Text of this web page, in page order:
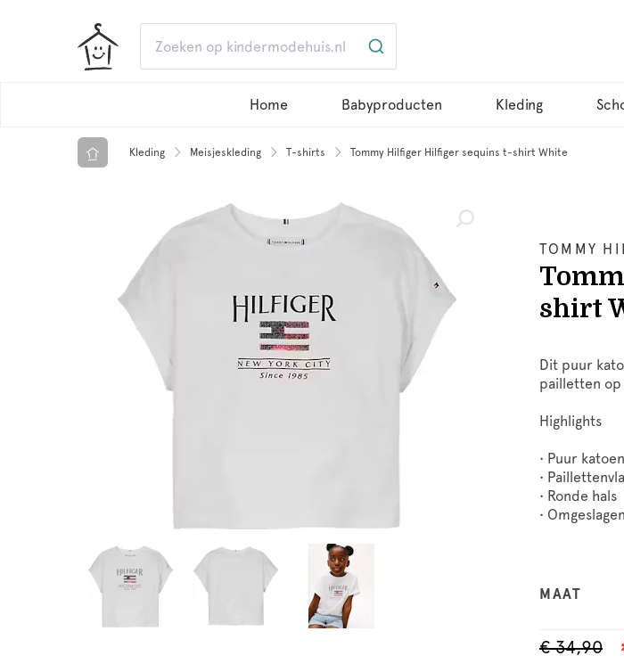
Home Babyproducten Kleding
Kleding Meisjeskleding T-shirts Tommy Hilfiger Hilfiger sequins t-shirt White
TOMMY
shirt
Dit puur
pailletten
Highlights
• Puur katoen
•
• Ronde hals
•
MAAT
€ 34,90